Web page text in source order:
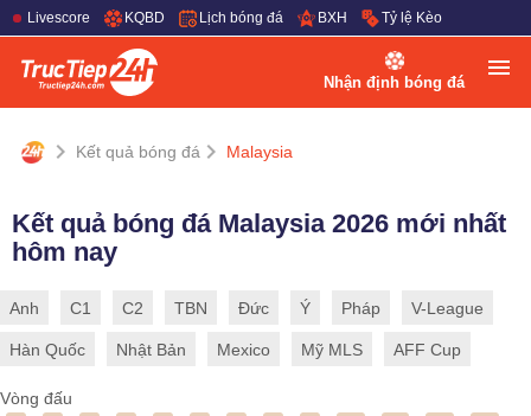
Livescore KQBD Lịch bóng đá BXH Tỷ lệ Kèo
Nhận định bóng đá
Kết quả bóng đá Malaysia
Kết quả bóng đá Malaysia 2026 mới nhất
hôm nay
Anh C1 C2 TBN Đức Ý Pháp V-League
Hàn Quốc Nhật Bản Mexico Mỹ MLS AFF Cup
Vòng đấu